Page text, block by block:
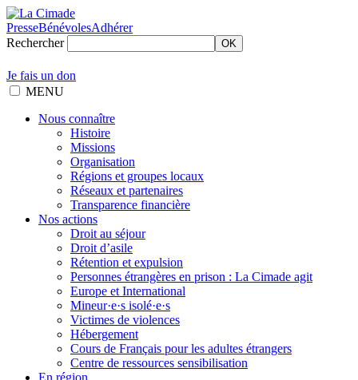
PresseBénévolesAdhérer
Rechercher
OK
Je fais un don
MENU
Nous connaître
Histoire
Missions
Organisation
Régions et groupes locaux
Réseaux et partenaires
Transparence financière
Nos actions
Droit au séjour
Droit d’asile
Rétention et expulsion
Personnes étrangères en prison : La Cimade agit
Europe et International
Mineur·e·s isolé·e·s
Victimes de violences
Hébergement
Cours de Français pour les adultes étrangers
Centre de ressources sensibilisation
En région